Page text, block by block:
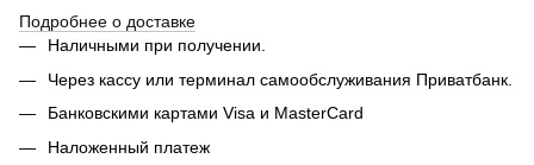
Подробнее о доставке
Наличными при получении.
Через кассу или терминал самообслуживания Приватбанк.
Банковскими картами Visa и MasterCard
Наложенный платеж